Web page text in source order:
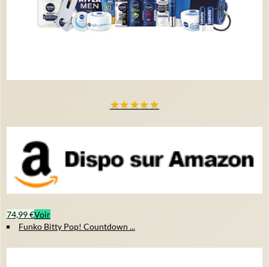
★★★★★
74,99 €Voir
Funko Bitty Pop! Countdown ...